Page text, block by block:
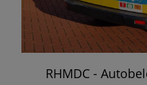
RHMDC -